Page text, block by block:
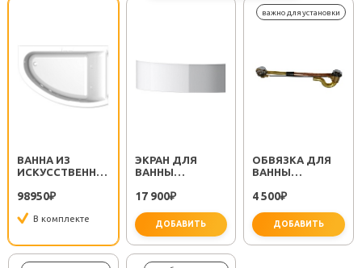
ВАННА ИЗ
ИСКУССТВЕННОГО
АНАСТАСИЯ R
98950₽
В комплекте
ЭКРАН ДЛЯ
ВАННЫ
ВИЕНА, ТИОРА,
17 900₽
ДОБАВИТЬ
ОБВЯЗКА ДЛЯ
ВАННЫ
4 500₽
ДОБАВИТЬ